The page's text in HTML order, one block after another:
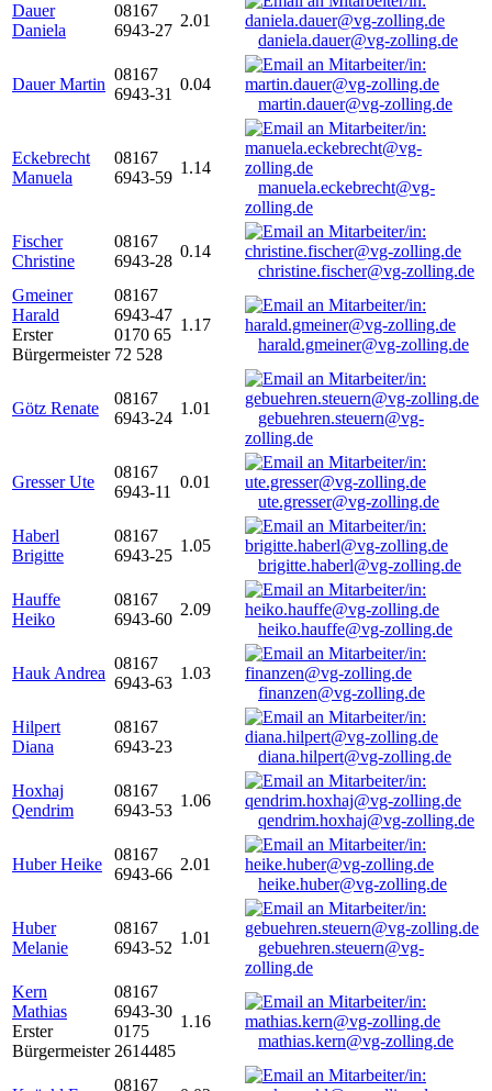
Dauer
Daniela
08167
6943-27
2.01
daniela.dauer@vg-zolling.de
Dauer Martin
08167
6943-31
0.04
martin.dauer@vg-zolling.de
Eckebrecht
Manuela
08167
6943-59
1.14
manuela.eckebrecht@vg-
zolling.de
Fischer
Christine
08167
6943-28
0.14
christine.fischer@vg-zolling.de
Gmeiner
Harald
Erster
Bürgermeister
08167
6943-47
0170 65
72 528
1.17
harald.gmeiner@vg-zolling.de
Götz Renate
08167
6943-24
1.01
gebuehren.steuern@vg-
zolling.de
Gresser Ute
08167
6943-11
0.01
ute.gresser@vg-zolling.de
Haberl
Brigitte
08167
6943-25
1.05
brigitte.haberl@vg-zolling.de
Hauffe
Heiko
08167
6943-60
2.09
heiko.hauffe@vg-zolling.de
Hauk Andrea
08167
6943-63
1.03
finanzen@vg-zolling.de
Hilpert
Diana
08167
6943-23
diana.hilpert@vg-zolling.de
Hoxhaj
Qendrim
08167
6943-53
1.06
qendrim.hoxhaj@vg-zolling.de
Huber Heike
08167
6943-66
2.01
heike.huber@vg-zolling.de
Huber
Melanie
08167
6943-52
1.01
gebuehren.steuern@vg-
zolling.de
Kern
Mathias
Erster
Bürgermeister
08167
6943-30
0175
2614485
1.16
mathias.kern@vg-zolling.de
08167